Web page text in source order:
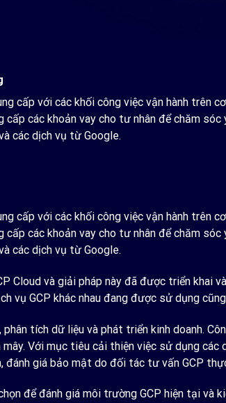
cấp với các khối công việc vận hành trên
các khoản vay cho tư nhân để chăm
các dịch vụ từ Google.
cấp với các khối công việc vận hành trên
các khoản vay cho tư nhân để chăm
các dịch vụ từ Google.
Cloud và giải pháp này đã được triển khai
vụ GCP khác nhau đang được sử dụng
tích dữ liệu và phát triển kinh doanh.
Với mục tiêu cải thiện việc sử dụng
giá bảo mật do đối tác tư vấn GCP
để đánh giá môi trường GCP hiện tại